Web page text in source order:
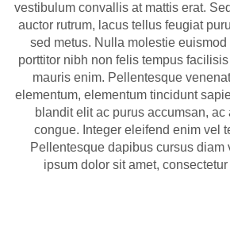
vestibulum convallis at mattis erat.
auctor rutrum, lacus tellus feugiat
sed metus. Nulla molestie
porttitor nibh non felis tempus
mauris enim. Pellentesque
elementum, elementum tincidunt
blandit elit ac purus accumsan,
congue. Integer eleifend enim vel
Pellentesque dapibus cursus diam
ipsum dolor sit amet,